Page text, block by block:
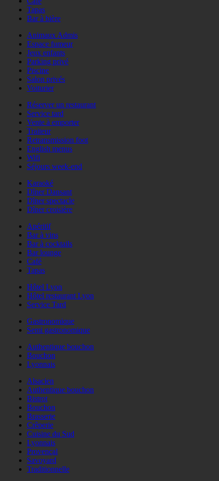
Tapas
Bar à bière
Animaux Admis
Espace fumeur
Jeux enfants
Parking privé
Piscine
Salon privés
Voiturier
Réserver un restaurant
Service tard
Vente à emporter
Traiteur
Retransmission foot
English menus
Wifi
Séjours week-end
Karaoké
Dîner Dansant
Dîner spectacle
Dîner croisière
Apéritif
Bar à vins
Bar à cocktails
Bar lounge
Café
Tapas
Hôtel Lyon
Hôtel restaurant Lyon
Service Tard
Gastronomique
Semi gastronomique
Authentique bouchon
Bouchon
Lyonnais
Alsacien
Authentique bouchon
Bistrot
Bouchon
Brasserie
Crêperie
Cuisine du Sud
Lyonnais
Provençal
Savoyard
Traditionnelle